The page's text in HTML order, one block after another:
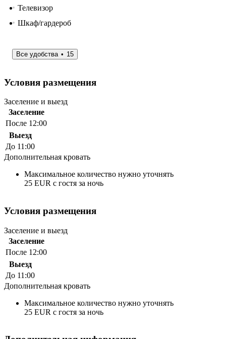
Телевизор
Шкаф/гардероб
Все удобства 15
Условия размещения
Заселение и выезд
Заселение
После 12:00
Выезд
До 11:00
Дополнительная кровать
Максимальное количество нужно уточнять
25 EUR с гостя за ночь
Условия размещения
Заселение и выезд
Заселение
После 12:00
Выезд
До 11:00
Дополнительная кровать
Максимальное количество нужно уточнять
25 EUR с гостя за ночь